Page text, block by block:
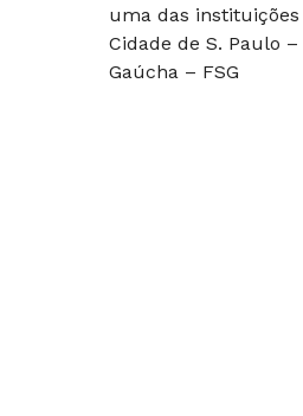
uma das
Cidade de S. Paulo
Gaúcha – FSG